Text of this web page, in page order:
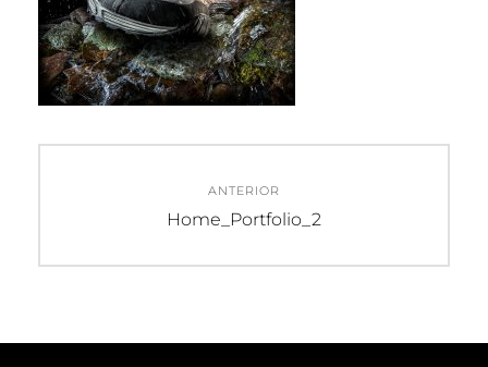
entradas
ANTERIOR
Entrada
Home_Portfolio_2